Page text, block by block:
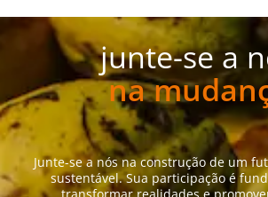
junte-se a
na
Junte-se a nós na construção de um
sustentável. Sua participação é